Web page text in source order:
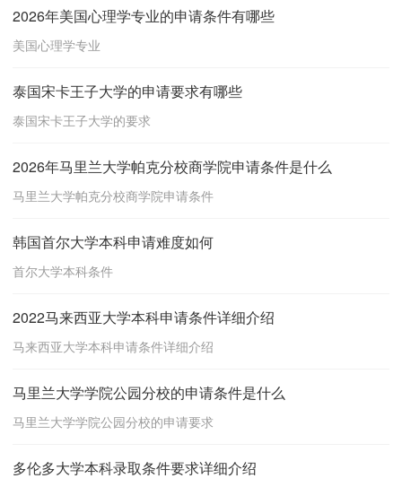
2026年美国心理学专业的申请条件有哪些
美国心理学专业
泰国宋卡王子大学的申请要求有哪些
泰国宋卡王子大学的要求
2026年马里兰大学帕克分校商学院申请条件是什么
马里兰大学帕克分校商学院申请条件
韩国首尔大学本科申请难度如何
首尔大学本科条件
2022马来西亚大学本科申请条件详细介绍
马来西亚大学本科申请条件详细介绍
马里兰大学学院公园分校的申请条件是什么
马里兰大学学院公园分校的申请要求
多伦多大学本科录取条件要求详细介绍